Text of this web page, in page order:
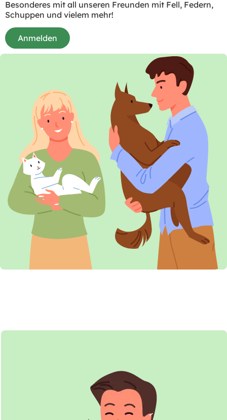
Besonderes mit all unseren Freunden mit Fell, Federn,
Schuppen und vielem mehr!
Anmelden